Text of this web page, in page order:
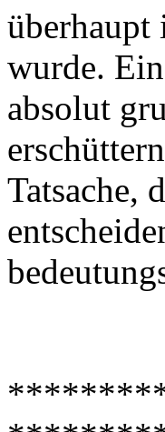
überhaupt
wurde.
absolut
Tatsache,